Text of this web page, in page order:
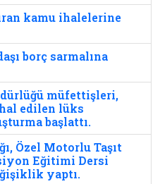
kamu ihalelerine
borç sarmalına
müfettişleri,
edilen lüks
başlattı.
Özel Motorlu Taşıt
Eğitimi Dersi
yaptı.